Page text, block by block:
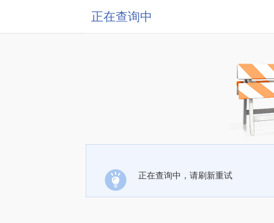
正在查询中
正在查询中，请刷新重试